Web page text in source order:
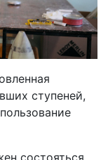
ступеней,
состояться